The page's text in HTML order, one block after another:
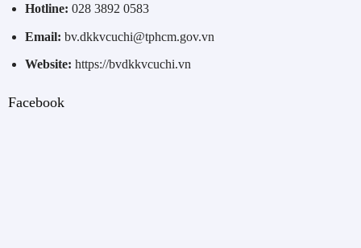
Hotline: 028 3892 0583
Email: bv.dkkvcuchi@tphcm.gov.vn
Website: https://bvdkkvcuchi.vn
Facebook